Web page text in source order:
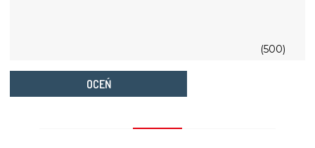
(500)
OCEŃ